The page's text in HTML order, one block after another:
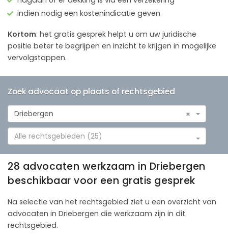
indien nodig een kostenindicatie geven
Kortom: het gratis gesprek helpt u om uw juridische
positie beter te begrijpen en inzicht te krijgen in mogelijke
vervolgstappen.
Zoek advocaat op plaats of rechtsgebied
×
Driebergen
Alle rechtsgebieden (25)
28 advocaten werkzaam in Driebergen
beschikbaar voor een gratis gesprek
Na selectie van het rechtsgebied ziet u een overzicht van
advocaten in Driebergen die werkzaam zijn in dit
rechtsgebied.